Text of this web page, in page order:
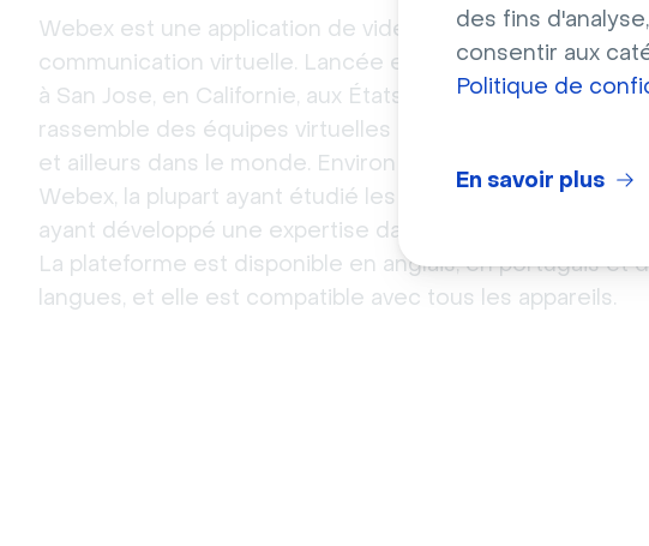
des fins
consentir aux
Politique de
En savoir plus
Webex est une application de vidéoconférence qui
communication virtuelle. Lancée en 1995, Webex
à San Jose, en Californie, aux États-Unis. La clientèle de
rassemble des équipes virtuelles situées aux États-Unis,
et ailleurs dans le monde. Environ 1 500 personnes
Webex, la plupart ayant étudié les technologies de
ayant développé une expertise dans le domaine du cloud
La plateforme est disponible en anglais, en portugais et
langues, et elle est compatible avec tous les appareils.